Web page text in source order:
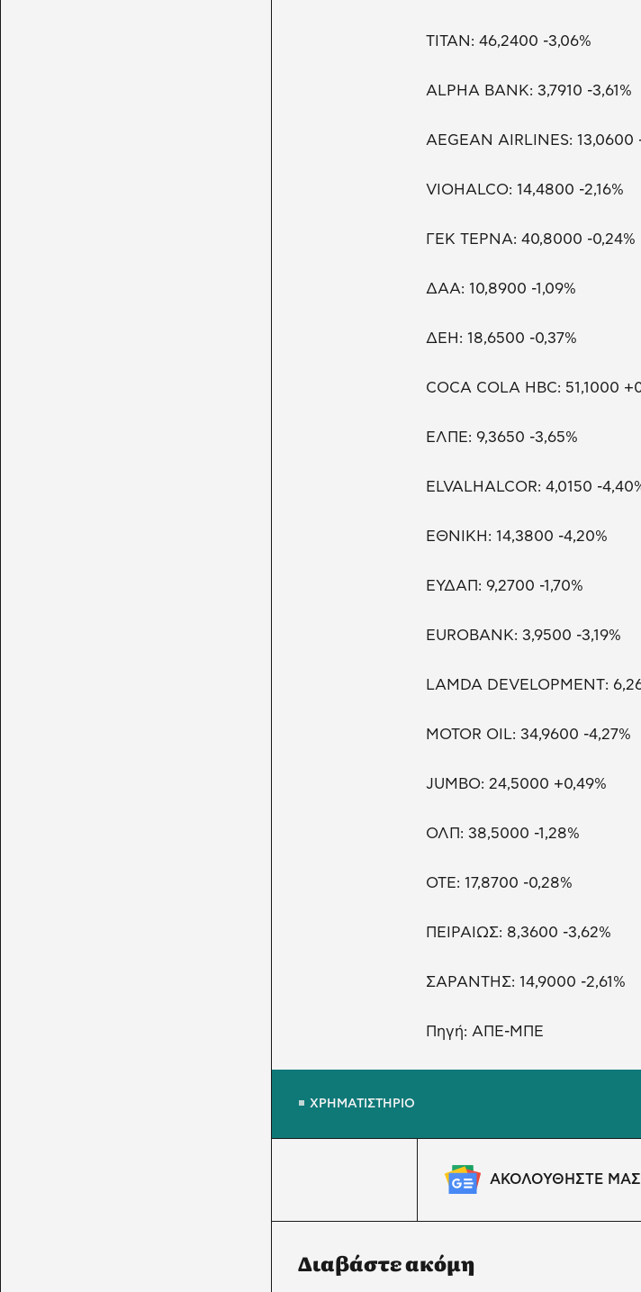
ΤΙΤΑΝ: 46,2400 -3,06%
ALPHA BANK: 3,7910 -3,61%
AEGEAN AIRLINES: 13,0600
VIOHALCO: 14,4800 -2,16%
ΓΕΚ ΤΕΡΝΑ: 40,8000 -0,24%
ΔΑΑ: 10,8900 -1,09%
ΔΕΗ: 18,6500 -0,37%
COCA COLA HBC: 51,1000
ΕΛΠΕ: 9,3650 -3,65%
ELVALHALCOR: 4,0150 -
ΕΘΝΙΚΗ: 14,3800 -4,20%
ΕΥΔΑΠ: 9,2700 -1,70%
EUROBANK: 3,9500 -3,19%
LAMDA DEVELOPMENT:
MOTOR OIL: 34,9600 -4,27%
JUMBO: 24,5000 +0,49%
ΟΛΠ: 38,5000 -1,28%
ΟΤΕ: 17,8700 -0,28%
ΠΕΙΡΑΙΩΣ: 8,3600 -3,62%
ΣΑΡΑΝΤΗΣ: 14,9000 -2,61%
Πηγή: ΑΠΕ-ΜΠΕ
ΧΡΗΜΑΤΙΣΤΗΡΙΟ
ΑΚΟΛΟΥΘΗΣΤΕ ΜΑΣ
Διαβάστε ακόμη